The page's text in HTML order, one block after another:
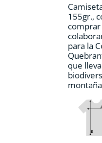
155gr.,
comprar
para la
que